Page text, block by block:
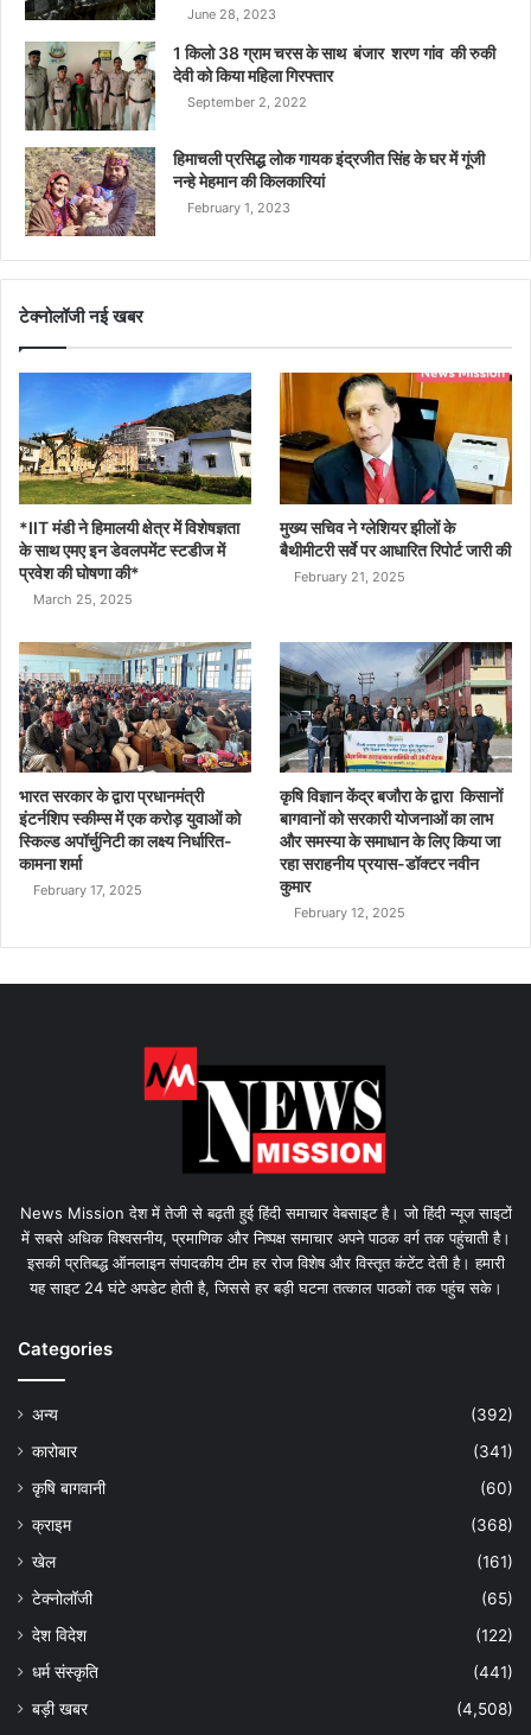
June 28, 2023
1 किलो 38 ग्राम चरस के साथ बंजार शरण गांव की रुकी
देवी को किया महिला गिरफ्तार
September 2, 2022
हिमाचली प्रसिद्ध लोक गायक इंद्रजीत सिंह के घर में गूंजी
नन्हे मेहमान की किलकारियां
February 1, 2023
टेक्नोलॉजी नई खबर
*IIT मंडी ने हिमालयी क्षेत्र में विशेषज्ञता
के साथ एमए इन डेवलपमेंट स्टडीज में
प्रवेश की घोषणा की*
March 25, 2025
मुख्य सचिव ने ग्लेशियर झीलों के
बैथीमीटरी सर्वे पर आधारित रिपोर्ट जारी की
February 21, 2025
भारत सरकार के द्वारा प्रधानमंत्री
इंटर्नशिप स्कीम्स में एक करोड़ युवाओं को
स्किल्ड अपॉर्चुनिटी का लक्ष्य निर्धारित-
कामना शर्मा
February 17, 2025
कृषि विज्ञान केंद्र बजौरा के द्वारा किसानों
बागवानों को सरकारी योजनाओं का लाभ
और समस्या के समाधान के लिए किया जा
रहा सराहनीय प्रयास-डॉक्टर नवीन
कुमार
February 12, 2025
News Mission देश में तेजी से बढ़ती हुई हिंदी समाचार वेबसाइट है। जो हिंदी न्यूज साइटों
में सबसे अधिक विश्वसनीय, प्रमाणिक और निष्पक्ष समाचार अपने पाठक वर्ग तक पहुंचाती है।
इसकी प्रतिबद्ध ऑनलाइन संपादकीय टीम हर रोज विशेष और विस्तृत कंटेंट देती है। हमारी
यह साइट 24 घंटे अपडेट होती है, जिससे हर बड़ी घटना तत्काल पाठकों तक पहुंच सके।
Categories
अन्य
(392)
कारोबार
(341)
कृषि बागवानी
(60)
क्राइम
(368)
खेल
(161)
टेक्नोलॉजी
(65)
देश विदेश
(122)
धर्म संस्कृति
(441)
बड़ी खबर
(4,508)